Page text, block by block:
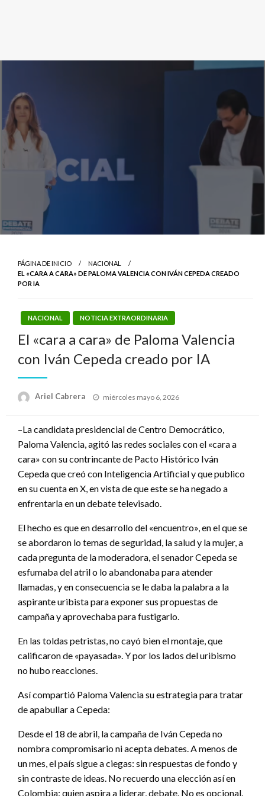
PÁGINA DE INICIO
NACIONAL
EL «CARA A CARA» DE PALOMA VALENCIA CON IVÁN CEPEDA CREADO
POR IA
NACIONAL NOTICIA EXTRAORDINARIA
El «cara a cara» de Paloma Valencia
con Iván Cepeda creado por IA
Ariel Cabrera
Publicado
miércoles mayo 6, 2026
–La candidata presidencial de Centro Democrático,
Paloma Valencia, agitó las redes sociales con el «cara a
cara» con su contrincante de Pacto Histórico Iván
Cepeda que creó con Inteligencia Artificial y que publico
en su cuenta en X, en vista de que este se ha negado a
enfrentarla en un debate televisado.
El hecho es que en desarrollo del «encuentro», en el que se
se abordaron lo temas de seguridad, la salud y la mujer, a
cada pregunta de la moderadora, el senador Cepeda se
esfumaba del atril o lo abandonaba para atender
llamadas, y en consecuencia se le daba la palabra a la
aspirante uribista para exponer sus propuestas de
campaña y aprovechaba para fustigarlo.
En las toldas petristas, no cayó bien el montaje, que
calificaron de «payasada». Y por los lados del uribismo
no hubo reacciones.
Así compartió Paloma Valencia su estrategia para tratar
de apabullar a Cepeda:
Desde el 18 de abril, la campaña de Iván Cepeda no
nombra compromisario ni acepta debates. A menos de
un mes, el país sigue a ciegas: sin respuestas de fondo y
sin contraste de ideas. No recuerdo una elección así en
Colombia: quien aspira a liderar, debate. No es opcional.